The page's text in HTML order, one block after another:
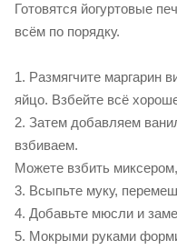
Готовятся йогуртовые
всём по порядку.
1. Размягчите маргарин
яйцо. Взбейте всё
2. Затем добавляем
взбиваем.
Можете взбить
3. Всыпьте муку,
4. Добавьте мюсли и
5. Мокрыми руками